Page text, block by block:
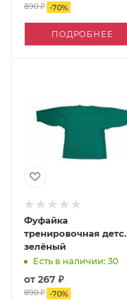
890 ₽ -70%
ПОДРОБНЕЕ
Фуфайка
тренировочная детс.
зелёный
Есть в наличии: 30
от267 ₽
890 ₽ -70%